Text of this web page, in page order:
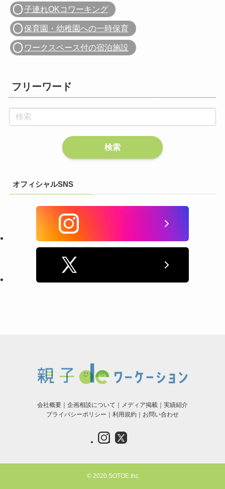
子連れOKコワーキング
保育園・幼稚園への一時保育
ワークスペース付の宿泊施設
フリーワード
オフィシャルSNS
会社概要 企画相談について メディア掲載
実績紹介
プライバシーポリシー
利用規約 お問い合わせ
©2020 SOTOE.Inc